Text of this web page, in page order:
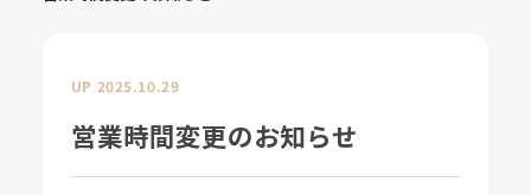
UP 2025.10.29
営業時間変更のお知らせ